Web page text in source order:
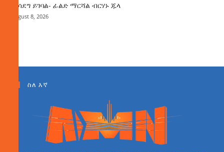
ማሳደግ ይገባል- ፊልድ ማርሻል ብርሃኑ ጁላ
August 8, 2026
ስለ እኛ